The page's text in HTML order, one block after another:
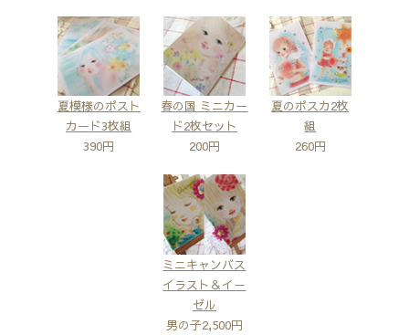
夏模様のポスト
カード3枚組
390円
春の国 ミニカー
ド2枚セット
200円
夏のポスカ2枚
組
260円
ミニキャンバス
イラスト＆イー
ゼル
男の子2,500円